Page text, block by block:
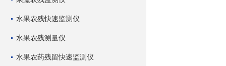
水果农残快速监测仪
水果农残测量仪
水果农药残留快速监测仪